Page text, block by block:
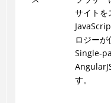
サイトを
ロジーが
Single-
す。